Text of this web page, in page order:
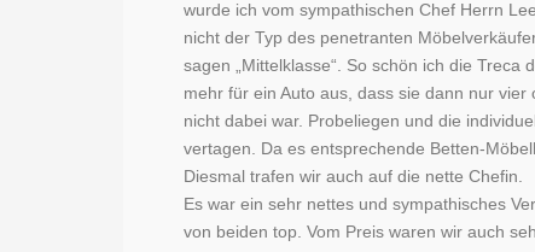
wurde ich vom sympathischen Chef Herrn
nicht der Typ des penetranten
sagen „Mittelklasse“. So schön ich die
mehr für ein Auto aus, dass sie dann nur
nicht dabei war. Probeliegen und die
vertagen. Da es entsprechende Betten-
Diesmal trafen wir auch auf die nette Chefin.
Es war ein sehr nettes und sympathisches
von beiden top. Vom Preis waren wir auch